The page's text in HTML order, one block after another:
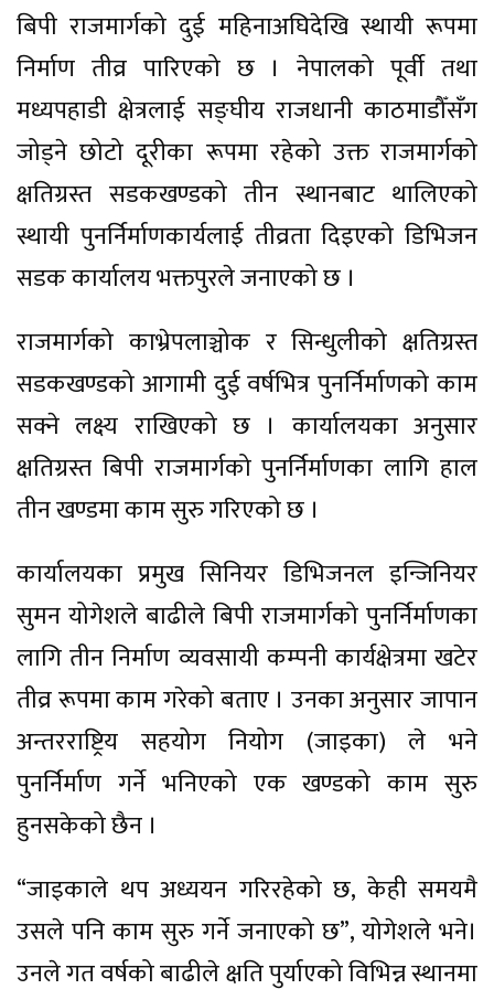
बिपी राजमार्गको दुई महिनाअघिदेखि स्थायी रूपमा
निर्माण तीव्र पारिएको छ । नेपालको पूर्वी तथा
मध्यपहाडी क्षेत्रलाई सङ्घीय राजधानी काठमाडौँसँग
जोड्ने छोटो दूरीका रूपमा रहेको उक्त राजमार्गको
क्षतिग्रस्त सडकखण्डको तीन स्थानबाट थालिएको
स्थायी पुनर्निर्माणकार्यलाई तीव्रता दिइएको डिभिजन
सडक कार्यालय भक्तपुरले जनाएको छ ।
राजमार्गको काभ्रेपलाञ्चोक र सिन्धुलीको क्षतिग्रस्त
सडकखण्डको आगामी दुई वर्षभित्र पुनर्निर्माणको काम
सक्ने लक्ष्य राखिएको छ । कार्यालयका अनुसार
क्षतिग्रस्त बिपी राजमार्गको पुनर्निर्माणका लागि हाल
तीन खण्डमा काम सुरु गरिएको छ ।
कार्यालयका प्रमुख सिनियर डिभिजनल इन्जिनियर
सुमन योगेशले बाढीले बिपी राजमार्गको पुनर्निर्माणका
लागि तीन निर्माण व्यवसायी कम्पनी कार्यक्षेत्रमा खटेर
तीव्र रूपमा काम गरेको बताए । उनका अनुसार जापान
अन्तरराष्ट्रिय सहयोग नियोग (जाइका) ले भने
पुनर्निर्माण गर्ने भनिएको एक खण्डको काम सुरु
हुनसकेको छैन ।
“जाइकाले थप अध्ययन गरिरहेको छ, केही समयमै
उसले पनि काम सुरु गर्ने जनाएको छ”, योगेशले भने।
उनले गत वर्षको बाढीले क्षति पुर्याएको विभिन्न स्थानमा